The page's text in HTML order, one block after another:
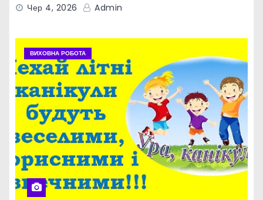
Чер 4, 2026 Admin
ВИХОВНА РОБОТА